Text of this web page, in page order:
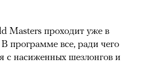
Masters проходит уже в
программе все, ради чего
с насиженных шезлонгов и